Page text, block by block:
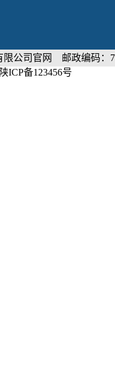
限公司官网 邮政编码：
ICP备123456号